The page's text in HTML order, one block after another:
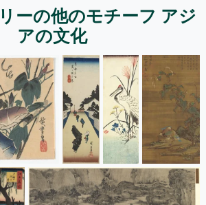
ーの他のモチーフ アジ
アの文化